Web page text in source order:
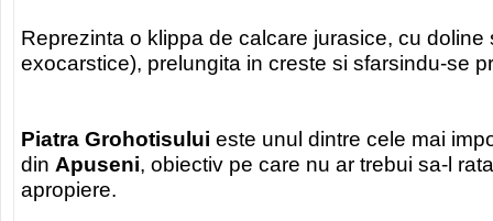
Reprezinta o klippa de calcare jurasice, cu doline
exocarstice), prelungita in creste si sfarsindu-se
Piatra Grohotisului este unul dintre cele mai
din Apuseni, obiectiv pe care nu ar trebui sa-l
apropiere.